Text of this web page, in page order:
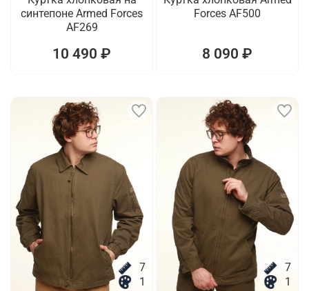
синтепоне Armed Forces
AF269
10 490 ₽
Forces AF500
8 090 ₽
7
1
7
1